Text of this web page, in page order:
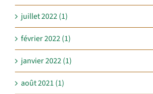
juillet 2022 (1)
février 2022 (1)
janvier 2022 (1)
août 2021 (1)